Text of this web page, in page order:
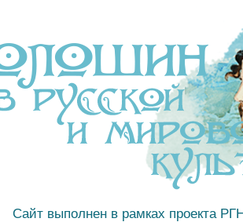
Сайт выполнен в рамках проекта